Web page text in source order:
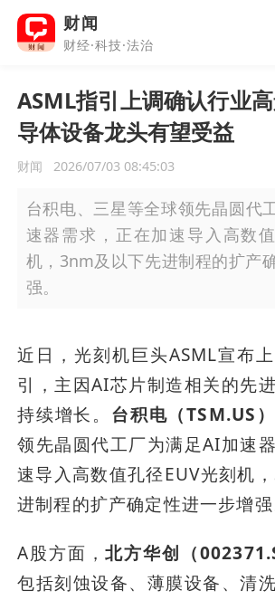
财闻
财经·科技·法治
ASML指引上调确认行业
导体设备龙头有望受益
财闻 2026/07/03 08:45:03
台积电、三星等全球领先晶圆代
速器需求，正在加速导入高数
机，3nm及以下先进制程的扩产
强。
近日，光刻机巨头ASML宣布
引，主因AI芯片制造相关的先
持续增长。 台积电（TSM.US）
领先晶圆代工厂为满足AI加速
速导入高数值孔径EUV光刻机
进制程的扩产确定性进一步增强
A股方面，北方华创（
包括刻蚀设备、薄膜设备、清